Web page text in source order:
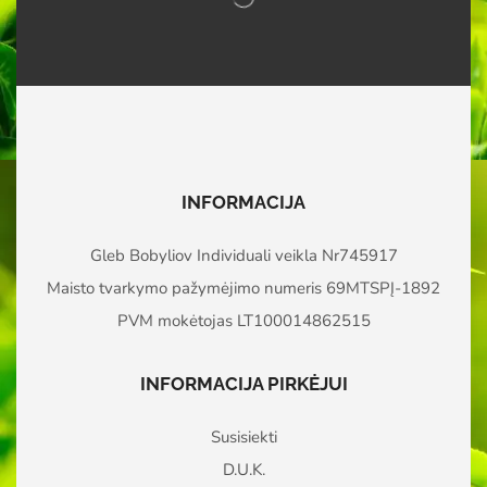
INFORMACIJA
Gleb Bobyliov Individuali veikla Nr745917
Maisto tvarkymo pažymėjimo numeris 69MTSPĮ-1892
PVM mokėtojas LT100014862515
INFORMACIJA PIRKĖJUI
Susisiekti
D.U.K.